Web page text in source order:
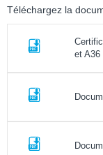
Téléchargez la
et A36